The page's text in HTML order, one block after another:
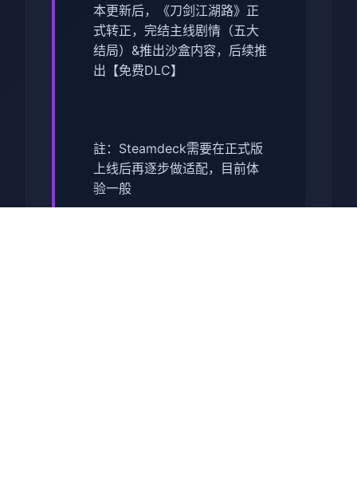
本更新后，《刀剑江湖路》正
式转正，完结主线剧情（五大
结局）&推出沙盒内容，后续推
出【免费DLC】
註：Steamdeck需要在正式版
上线后再逐步做适配，目前体
验一般